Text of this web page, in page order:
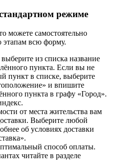
режиме
можете самостоятельно
этапам всю форму.
из списка название
пункта. Если вы не
пункт в списке, выберите
и впишите
пункта в графу «Город».
от места жительства вам
Выберите любой
об условиях доставки
способ оплаты.
читайте в разделе